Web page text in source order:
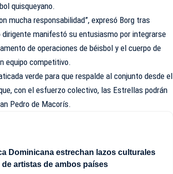
quisqueyano.
mucha responsabilidad”, expresó Borg tras
manifestó su entusiasmo por integrarse
de operaciones de béisbol y el cuerpo de
equipo competitivo.
verde para que respalde al conjunto desde el
con el esfuerzo colectivo, las Estrellas podrán
Pedro de Macorís.
Dominicana estrechan lazos culturales
artistas de ambos países